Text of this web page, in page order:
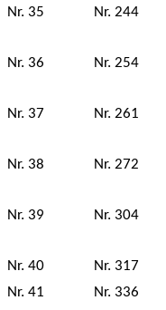
Nr. 35 Nr. 244
Nr. 36 Nr. 254
Nr. 37 Nr. 261
Nr. 38 Nr. 272
Nr. 39 Nr. 304
Nr. 40
Nr. 317
Nr. 41 Nr. 336